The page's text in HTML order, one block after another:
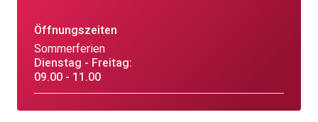
Öffnungszeiten
Sommerferien
Dienstag - Freitag:
09.00 - 11.00